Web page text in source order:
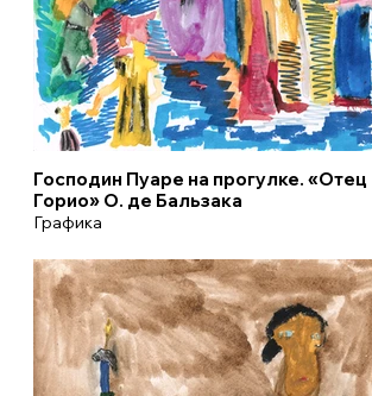
Господин Пуаре на прогулке. «Отец
Горио» О. де Бальзака
Графика